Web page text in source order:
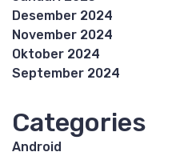
Desember 2024
November 2024
Oktober 2024
September 2024
Categories
Android